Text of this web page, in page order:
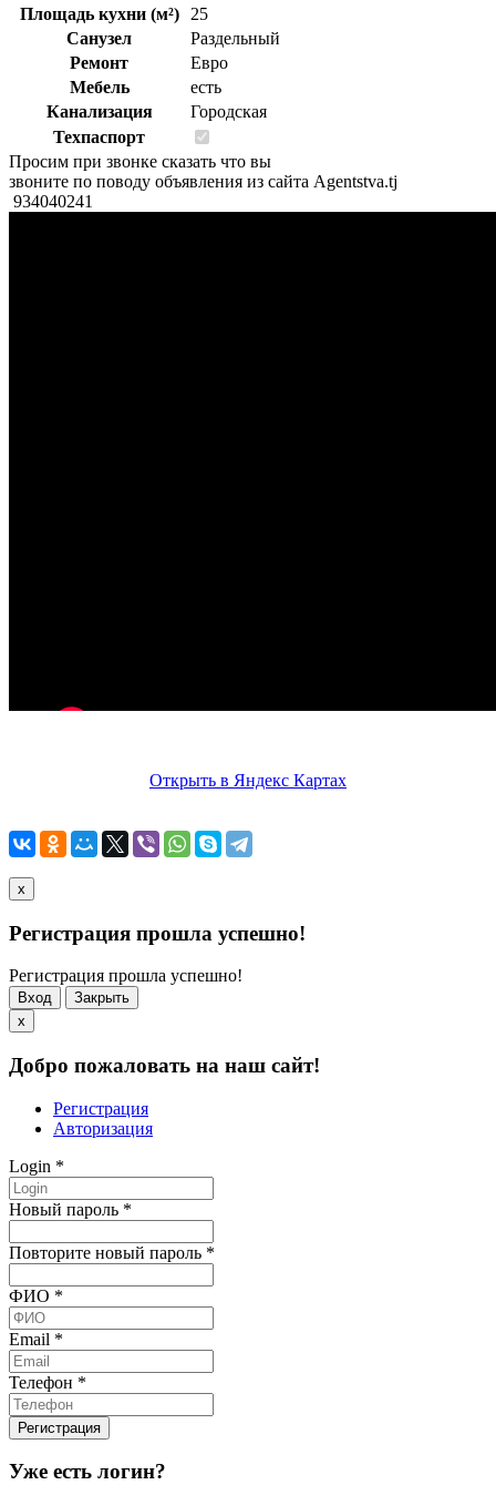
Площадь кухни (м²)
25
Санузел
Раздельный
Ремонт
Евро
Мебель
есть
Канализация
Городская
Техпаспорт
Просим при звонке сказать что вы
звоните по поводу объявления из сайта Agentstva.tj
934040241
Открыть в Яндекс Картах
x
Регистрация прошла успешно!
Регистрация прошла успешно!
Вход
Закрыть
x
Добро пожаловать на наш сайт!
Регистрация
Авторизация
Login *
Новый пароль *
Повторите новый пароль *
ФИО *
Email *
Телефон *
Уже есть логин?